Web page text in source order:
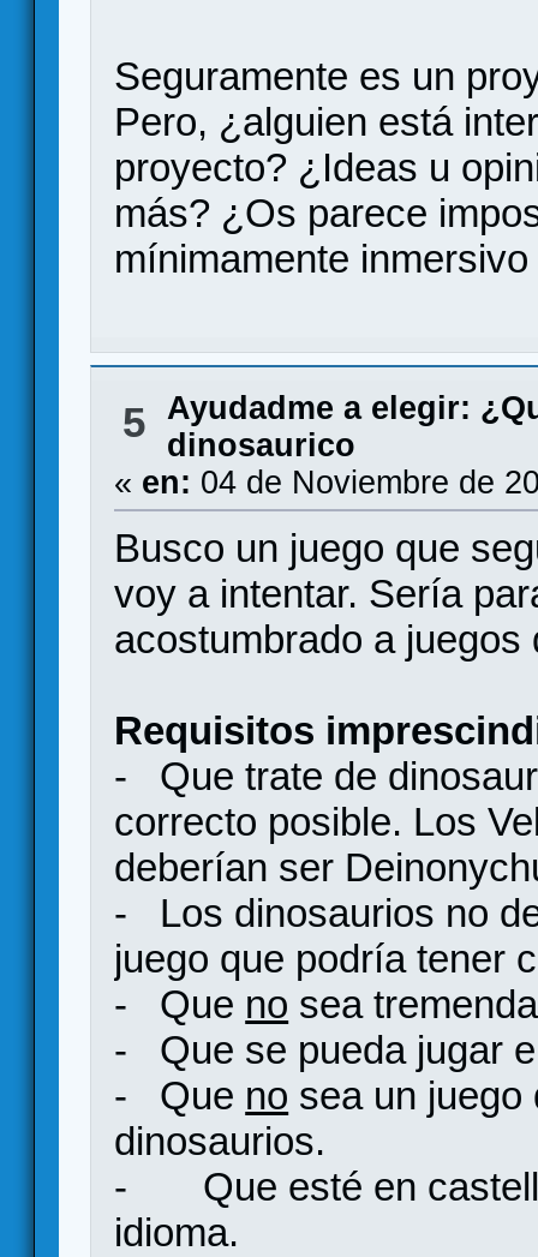
Seguramente es un
Pero, ¿alguien está
proyecto? ¿Ideas u
más? ¿Os parece
mínimamente
5 Ayudadme a elegir:
dinosaurico
« en: 04 de Noviembre de
Busco un juego que
voy a intentar. Sería
acostumbrado a
Requisitos
- Que trate de
correcto posible. Los
deberían ser
- Los dinosaurios no
juego que podría tener
- Que no sea
- Que se pueda jugar
- Que no sea un juego
dinosaurios.
- Que esté en
idioma.